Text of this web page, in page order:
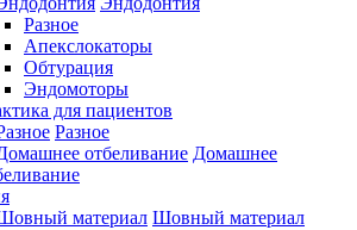
Разное
Апекслокаторы
Обтурация
Эндомоторы
для пациентов
Разное
Домашнее
Шовный материал